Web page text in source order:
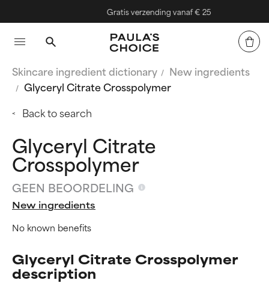
Gratis verzending vanaf € 25
Skincare ingredient dictionary
New ingredients
Glyceryl Citrate Crosspolymer
Back to search
Glyceryl Citrate
Crosspolymer
GEEN BEOORDELING
New ingredients
No known benefits
Glyceryl Citrate Crosspolymer
description